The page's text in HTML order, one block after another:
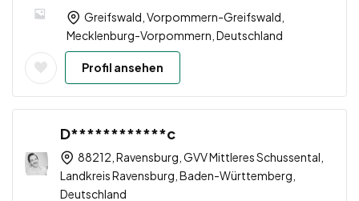
Greifswald, Vorpommern-Greifswald,
Mecklenburg-Vorpommern, Deutschland
Profil ansehen
D************c
88212, Ravensburg, GVV Mittleres Schussental,
Landkreis Ravensburg, Baden-Württemberg,
Deutschland